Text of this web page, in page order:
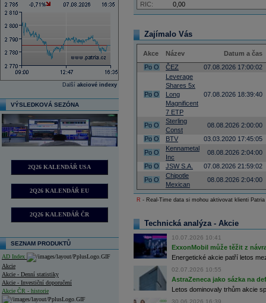
Další akciové indexy
VÝSLEDKOVÁ SEZÓNA
2Q26 KALENDÁŘ USA
2Q26 KALENDÁŘ EU
2Q26 KALENDÁŘ ČR
SEZNAM PRODUKTŮ
AD Index
Akcie
Akcie - Denní statistiky
Akcie - Investiční doporučení
Akcie ČR - historie
RIC: 0,00
Zajímalo Vás
Akce Název
Datum a čas
Po O ČEZ 07.08.2026 17:00:02
Po O
Leverage
Shares 5x
Long
Magnificent
7 ETP
07.08.2026 18:39:40
Po O
Sterling
Const
08.08.2026 2:00:00
Po O BTV
03.03.2020 17:45:05
Po O
Kennametal
Inc
08.08.2026 2:04:00
Po O JSW S.A.
07.08.2026 21:59:02
Po O
Chipotle
Mexican
08.08.2026 2:04:00
R - Real-Time data si mohou aktivovat klienti
Technická analýza - Akcie
10.07.2026 10:41
ExxonMobil může těžit z
Energetické akcie patří letos
02.07.2026 10:55
AstraZeneca jako sázka na
Letos dominovaly trhům akcie
30.06.2026 16:39